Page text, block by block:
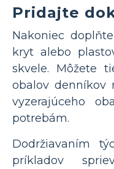
Pridajte
Nakoniec
kryt alebo
skvele. Môžete
obalov denníkov
vyzerajúceho
potrebám.
Dodržiavaním
príkladov